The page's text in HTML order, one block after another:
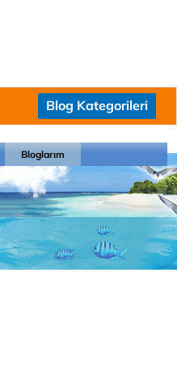
Blog Kategorileri
Bloglarım